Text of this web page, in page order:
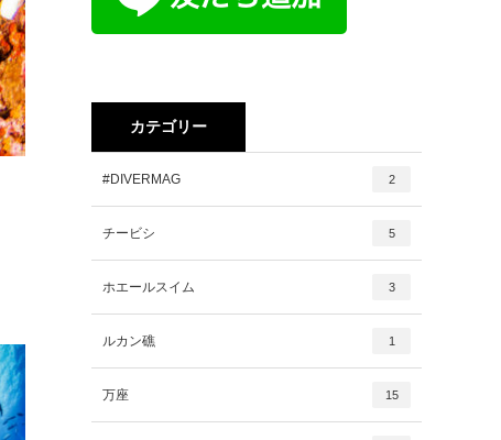
カテゴリー
#DIVERMAG 2
チービシ 5
ホエールスイム 3
ルカン礁 1
万座 15